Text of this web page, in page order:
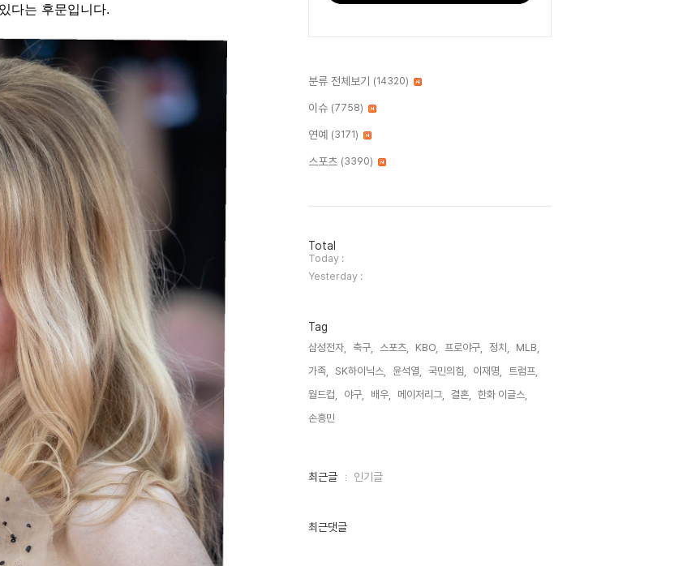
다는 후문입니다.
분류 전체보기 (14320)
이슈 (7758)
연예 (3171)
스포츠 (3390)
방
문
자
수
Total
Today :
Yesterday :
Tag
삼성전자, 축구, 스포츠, KBO, 프로야구, 정치,
MLB,
가족,
SK하이닉스, 윤석열, 국민의힘, 이재명,
트럼프,
월드컵,
야구, 배우, 메이저리그, 결혼,
한화 이글스,
손흥민,
최
인
최근글 인기글
최근댓글